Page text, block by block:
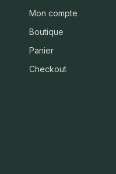
Mon compte
Boutique
Panier
Checkout